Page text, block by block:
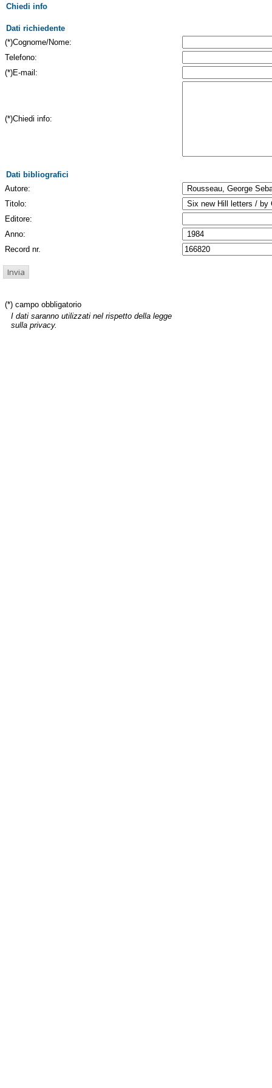
Chiedi info
Dati richiedente
(*)Cognome/Nome:
Telefono:
(*)E-mail:
(*)Chiedi info:
Dati bibliografici
Autore:
Titolo:
Editore:
Anno:
Record nr.
(*) campo obbligatorio
I dati saranno utilizzati nel rispetto della legge
sulla privacy.